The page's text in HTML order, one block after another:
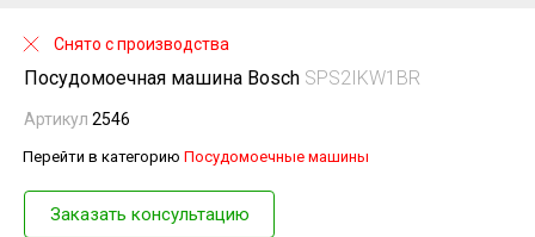
Посудомоечная машина Bosch SPS2IKW1BR
Артикул 2546
Перейти в категорию Посудомоечные машины
Заказать консультацию
Снято с производства